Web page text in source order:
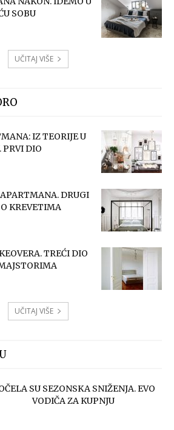
SOBU
UČITAJ VIŠE
IZ TEORIJE U
PRVI DIO
DRUGI
KREVETIMA
TREĆI DIO
UČITAJ VIŠE
SU SEZONSKA SNIŽENJA. EVO
VODIČA ZA KUPNJU